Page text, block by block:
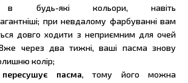
в будь-які кольори, навіть
при невдалому фарбуванні вам
довго ходити з неприємним для очей
через два тижні, ваші пасма знову
колір;
пасма, тому його можна